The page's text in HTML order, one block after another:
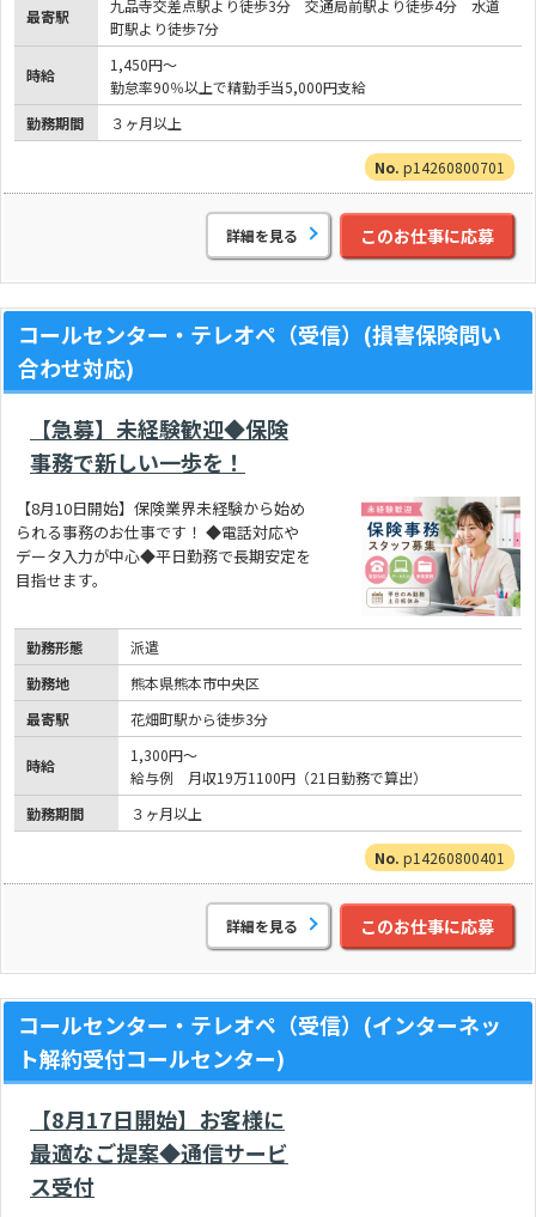
最寄駅
九品寺交差点駅より徒歩3分 交通局前駅より徒歩4分 水道
町駅より徒歩7分
時給
1,450円～
勤怠率90％以上で精勤手当5,000円支給
勤務期間
３ヶ月以上
p14260800701
詳細を見る このお仕事に応募
コールセンター・テレオペ（受信）(損害保険問い
合わせ対応)
【急募】未経験歓迎◆保険
事務で新しい一歩を！
【8月10日開始】保険業界未経験から始め
られる事務のお仕事です！ ◆電話対応や
データ入力が中心◆平日勤務で長期安定を
目指せます。
勤務形態
派遣
勤務地
熊本県熊本市中央区
最寄駅
花畑町駅から徒歩3分
時給
1,300円～
給与例 月収19万1100円（21日勤務で算出）
勤務期間
３ヶ月以上
p14260800401
詳細を見る このお仕事に応募
コールセンター・テレオペ（受信）(インターネッ
ト解約受付コールセンター)
【8月17日開始】お客様に
最適なご提案◆通信サービ
ス受付